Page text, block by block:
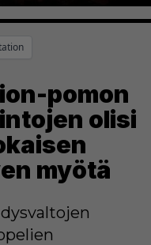
pomon
olisi
myötä